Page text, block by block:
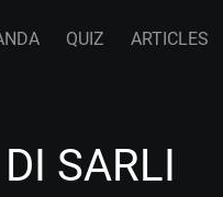
QUIZ ARTICLES
SARLI